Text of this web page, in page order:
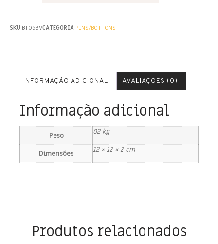
SKU BT053VCATEGORIA PINS/BOTTONS
INFORMAÇÃO ADICIONAL AVALIAÇÕES (0)
Informação adicional
Peso 02 kg
Dimensões 12 × 12 × 2 cm
Produtos relacionados